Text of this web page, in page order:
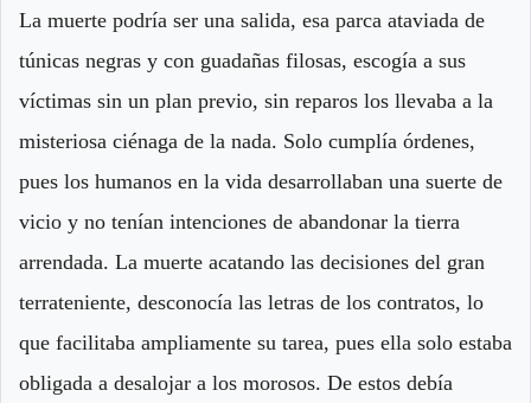
La muerte podría ser una salida, esa parca ataviada de
túnicas negras y con guadañas filosas, escogía a sus
víctimas sin un plan previo, sin reparos los llevaba a la
misteriosa ciénaga de la nada. Solo cumplía órdenes,
pues los humanos en la vida desarrollaban una suerte de
vicio y no tenían intenciones de abandonar la tierra
arrendada. La muerte acatando las decisiones del gran
terrateniente, desconocía las letras de los contratos, lo
que facilitaba ampliamente su tarea, pues ella solo estaba
obligada a desalojar a los morosos. De estos debía